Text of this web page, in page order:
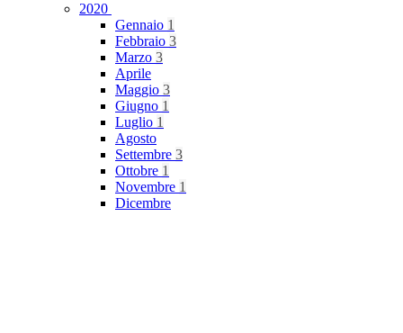
2020
Gennaio 1
Febbraio 3
Marzo 3
Aprile
Maggio 3
Giugno 1
Luglio 1
Agosto
Settembre 3
Ottobre 1
Novembre 1
Dicembre